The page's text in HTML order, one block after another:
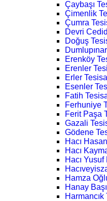
Çaybaşı
Çimenlik
Çumra
Devri
Doğuş
Erenköy
Erenler
Erler
Esenler
Fatih
Ferhuniye
Ferit Paşa
Gazali
Gödene
Hacı
Hacı
Hacı
Hamza
Hanay
Harmancık